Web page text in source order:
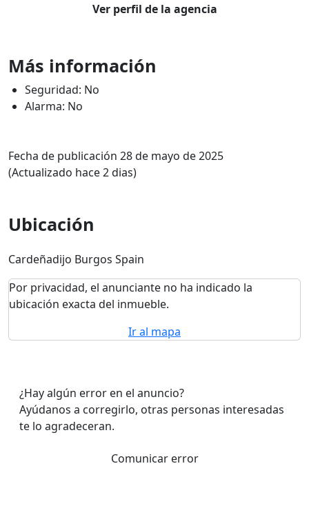
Ver perfil de la agencia
Más información
Seguridad: No
Alarma: No
Fecha de publicación 28 de mayo de 2025
(Actualizado hace 2 dias)
Ubicación
Cardeñadijo Burgos Spain
Por privacidad, el anunciante no ha indicado la
ubicación exacta del inmueble.
Ir al mapa
¿Hay algún error en el anuncio?
Ayúdanos a corregirlo, otras personas interesadas
te lo agradeceran.
Comunicar error